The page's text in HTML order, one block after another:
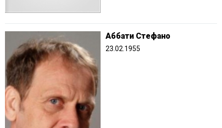
Аббати Стефано
23.02.1955